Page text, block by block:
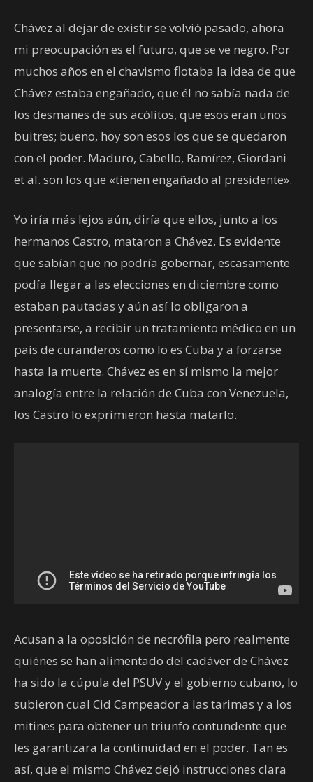
Chávez al dejar de existir se volvió pasado, ahora
mi preocupación es el futuro, que se ve negro. Por
muchos años en el chavismo flotaba la idea de que
Chávez estaba engañado, que él no sabía nada de
los desmanes de sus acólitos, que esos eran unos
buitres; bueno, hoy son esos los que se quedaron
con el poder. Maduro, Cabello, Ramírez, Giordani
et al. son los que «tienen engañado al presidente».
Yo iría más lejos aún, diría que ellos, junto a los
hermanos Castro, mataron a Chávez. Es evidente
que sabían que no podría gobernar, escasamente
podía llegar a las elecciones en diciembre como
estaban pautadas y aún así lo obligaron a
presentarse, a recibir un tratamiento médico en un
país de curanderos como lo es Cuba y a forzarse
hasta la muerte. Chávez es en sí mismo la mejor
analogía entre la relación de Cuba con Venezuela,
los Castro lo exprimieron hasta matarlo.
Acusan a la oposición de necrófila pero realmente
quiénes se han alimentado del cadáver de Chávez
ha sido la cúpula del PSUV y el gobierno cubano, lo
subieron cual Cid Campeador a las tarimas y a los
mitines para obtener un triunfo contundente que
les garantizara la continuidad en el poder. Tan es
así, que el mismo Chávez dejó instrucciones clara